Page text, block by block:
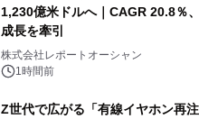
1,230億米ドルへ｜CAGR 20.8％
成長を牽引
株式会社レポートオーシャン
1時間前
Z世代で広がる「有線イヤホン再